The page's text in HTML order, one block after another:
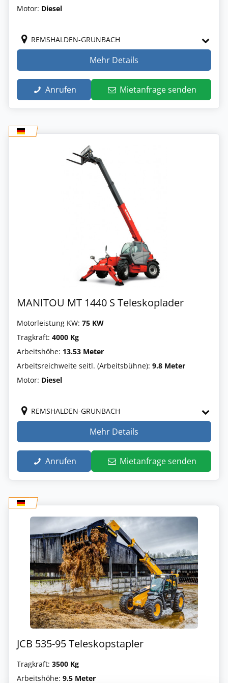
Motor: Diesel
REMSHALDEN-GRUNBACH
Mehr Details
Anrufen Mietanfrage senden
MANITOU MT 1440 S Teleskoplader
Motorleistung KW: 75 KW
Tragkraft: 4000 Kg
Arbeitshöhe: 13.53 Meter
Arbeitsreichweite seitl. (Arbeitsbühne): 9.8 Meter
Motor: Diesel
REMSHALDEN-GRUNBACH
Mehr Details
Anrufen Mietanfrage senden
JCB 535-95 Teleskopstapler
Tragkraft: 3500 Kg
Arbeitshöhe: 9.5 Meter